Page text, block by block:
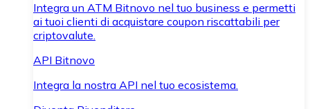
Integra un ATM Bitnovo nel tuo business e permetti
ai tuoi clienti di acquistare coupon riscattabili per
criptovalute.
API Bitnovo
Integra la nostra API nel tuo ecosistema.